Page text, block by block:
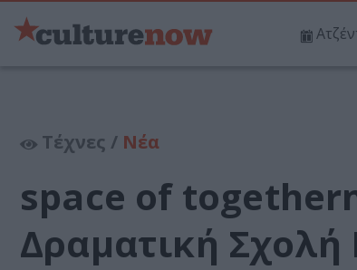
Τέχνες / Νέα
space of
Δραματική